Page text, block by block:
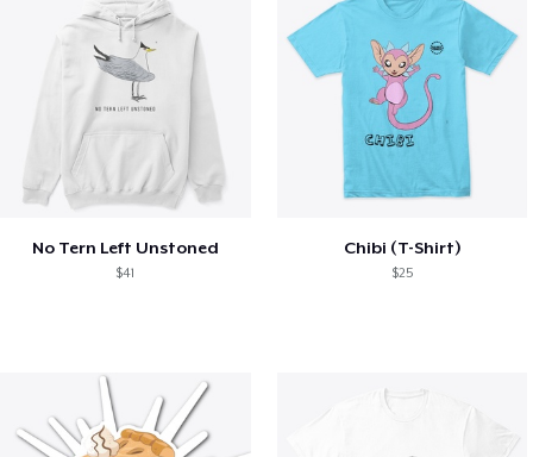
No Tern Left Unstoned
$41
Chibi (T-Shirt)
$25